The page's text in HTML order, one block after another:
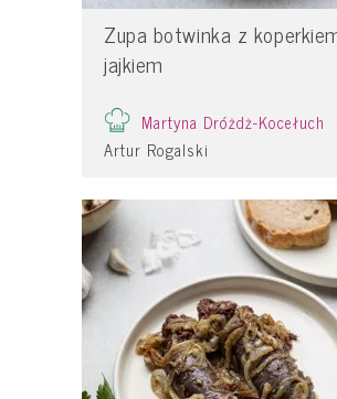
Zupa botwinka z
jajkiem
Martyna Dróżdż-Kocełuch
Artur Rogalski